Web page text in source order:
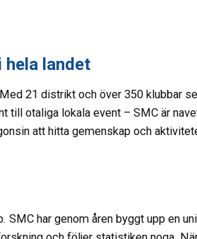
landet
21 distrikt och över 350 klubbar
till otaliga lokala event – SMC är
att hitta gemenskap och
SMC har genom åren byggt upp en